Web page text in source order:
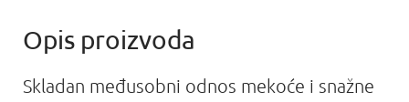
Skladan međusobni odnos mekoće i snažne